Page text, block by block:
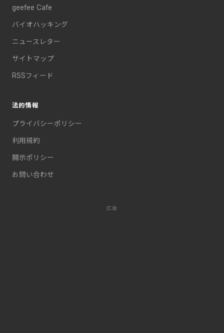
geefee Cafe
バイオハッキング
ニュースレター
サイトマップ
RSSフィード
法的情報
プライバシーポリシー
利用規約
開示ポリシー
お問い合わせ
広告